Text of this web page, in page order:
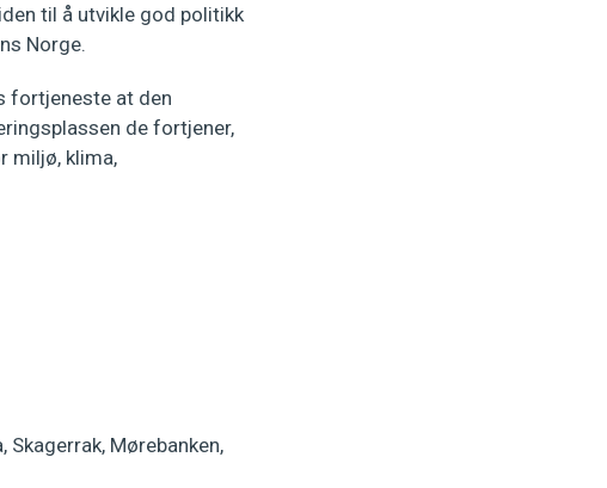
til å utvikle god politikk
Norge.
fortjeneste at den
de fortjener,
miljø, klima,
Mørebanken,